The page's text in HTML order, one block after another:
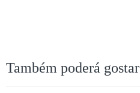
Também poderá gostar